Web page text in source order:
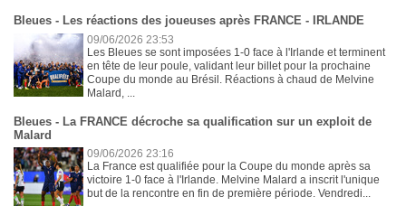
Bleues - Les réactions des joueuses après FRANCE - IRLANDE
09/06/2026 23:53
Les Bleues se sont imposées 1-0 face à l'Irlande et terminent
en tête de leur poule, validant leur billet pour la prochaine
Coupe du monde au Brésil. Réactions à chaud de Melvine
Malard, ...
Bleues - La FRANCE décroche sa qualification sur un exploit de
Malard
09/06/2026 23:16
La France est qualifiée pour la Coupe du monde après sa
victoire 1-0 face à l'Irlande. Melvine Malard a inscrit l'unique
but de la rencontre en fin de première période. Vendredi...